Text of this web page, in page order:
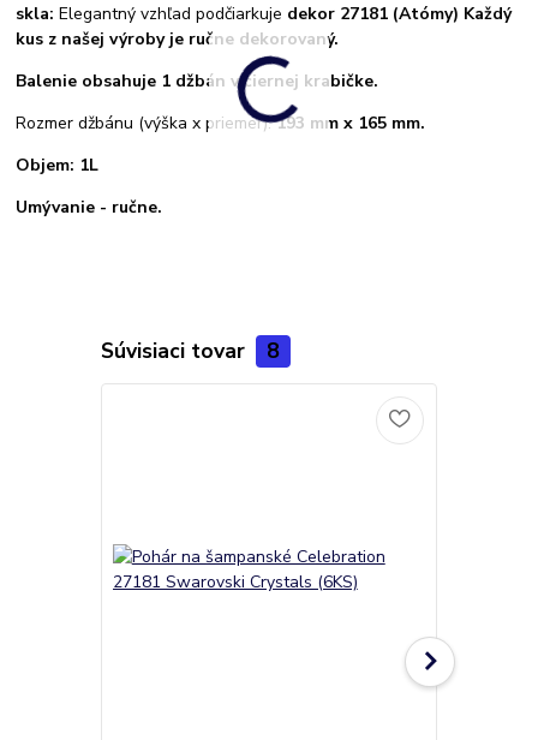
skla:Elegantný vzhľad podčiarkuje dekor 27181 (Atómy) Každý
kus z našej výroby je ručne dekorovaný.
Balenie obsahuje 1 džbán v čiernej krabičke.
Rozmer džbánu (výška x priemer):193 mm x 165 mm.
Objem: 1L
Umývanie - ručne.
Súvisiaci tovar 8